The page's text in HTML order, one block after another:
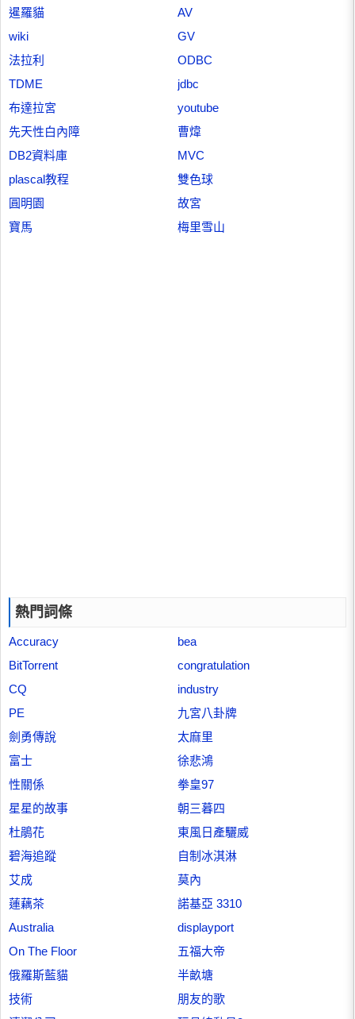
暹羅貓
AV
wiki
GV
法拉利
ODBC
TDME
jdbc
布達拉宮
youtube
先天性白內障
曹煒
DB2資料庫
MVC
plascal教程
雙色球
圓明園
故宮
寶馬
梅里雪山
熱門詞條
Accuracy
bea
BitTorrent
congratulation
CQ
industry
PE
九宮八卦牌
劍勇傳說
太麻里
富士
徐悲鴻
性關係
拳皇97
星星的故事
朝三暮四
杜鵑花
東風日產驪威
碧海追蹤
自制冰淇淋
艾成
莫內
蓮藕茶
諾基亞 3310
Australia
displayport
On The Floor
五福大帝
俄羅斯藍貓
半畝塘
技術
朋友的歌